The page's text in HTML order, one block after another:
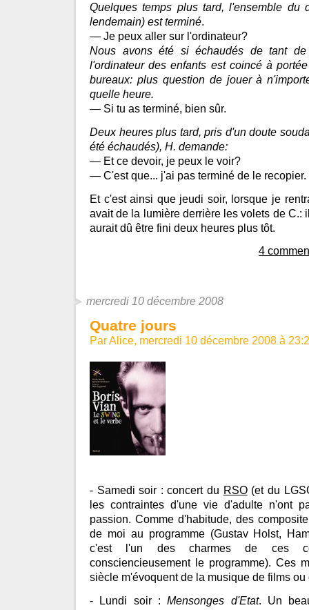
Quelques temps plus tard, l'ensemble du
lendemain) est terminé.
— Je peux aller sur l'ordinateur?
Nous avons été si échaudés de tant de
l'ordinateur des enfants est coincé à
bureaux: plus question de jouer à
quelle heure.
— Si tu as terminé, bien sûr.
Deux heures plus tard, pris d'un doute
été échaudés), H. demande:
— Et ce devoir, je peux le voir?
— C'est que... j'ai pas terminé de le recopier.
Et c'est ainsi que jeudi soir, lorsque je
avait de la lumière derrière les volets de C.:
aurait dû être fini deux heures plus tôt.
4
mercredi 10 décembre 2008
Quatre jours
Par Alice, mercredi 10 décembre 2008 à
- Samedi soir : concert du RSO(et du
les contraintes d'une vie d'adulte n'ont
passion. Comme d'habitude, des
de moi au programme (Gustav Holst,
c'est l'un des charmes de ces
consciencieusement le programme). Ces
siècle m'évoquent de la musique de films
- Lundi soir :Mensonges d'Etat. Un